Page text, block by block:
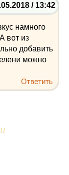
/ 13:42
намного
вот из
добавить
можно
Ответить